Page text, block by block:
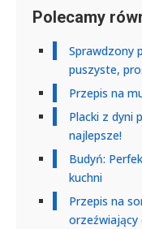
Polecamy
Sprawdzony
puszyste,
Przepis na
Placki z dyni
najlepsze!
Budyń:
kuchni
Przepis na
orzeźwiający